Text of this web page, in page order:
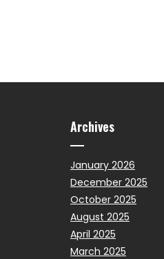
Archives
January 2026
December 2025
October 2025
August 2025
April 2025
March 2025